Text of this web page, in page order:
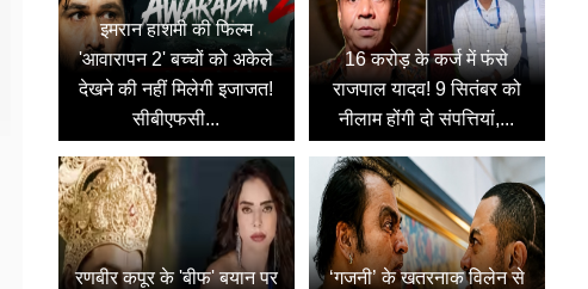
इमरान हाशमी की फिल्म
'आवारापन 2' बच्चों को अकेले
देखने की नहीं मिलेगी इजाजत!
सीबीएफसी...
16 करोड़ के कर्ज में फंसे
राजपाल यादव! 9 सितंबर को
नीलाम होंगी दो संपत्तियां,...
रणबीर कपूर के 'बीफ' बयान पर
‘गजनी’ के खतरनाक विलेन से